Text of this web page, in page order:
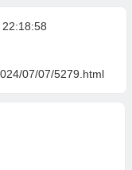
07/07/5279.html